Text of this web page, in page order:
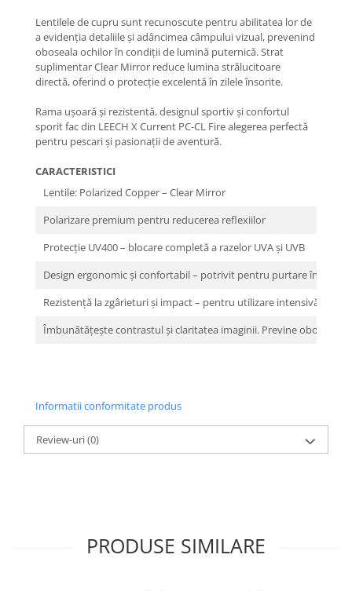
Lentilele de cupru sunt recunoscute pentru abilitatea lor de
a evidenția detaliile și adâncimea câmpului vizual, prevenind
oboseala ochilor în condiții de lumină puternică. Strat
suplimentar Clear Mirror reduce lumina strălucitoare
directă, oferind o protecție excelentă în zilele însorite.
Rama ușoară și rezistentă, designul sportiv și confortul
sporit fac din LEECH X Current PC-CL Fire alegerea perfectă
pentru pescari și pasionații de aventură.
CARACTERISTICI
Lentile: Polarized Copper – Clear Mirror
Polarizare premium pentru reducerea reflexiilor
Protecție UV400 – blocare completă a razelor UVA și UVB
Design ergonomic și confortabil – potrivit pentru purtare
Rezistență la zgârieturi și impact – pentru utilizare intensivă
Îmbunătățește contrastul și claritatea imaginii. Previne oboseala
Informatii conformitate produs
Review-uri(0)
PRODUSE SIMILARE